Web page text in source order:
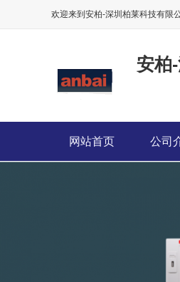
欢迎来到安柏-深圳柏莱科技有限
安柏
网站首页 公司